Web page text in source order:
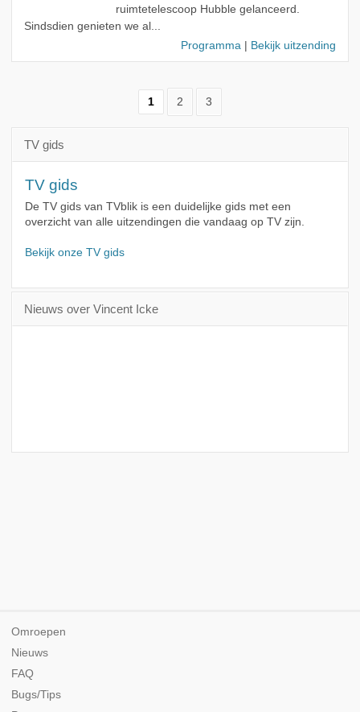
ruimtetelescoop Hubble gelanceerd.
Sindsdien genieten we al...
Programma
Bekijk uitzending
1 2 3
TV gids
TV gids
De TV gids van TVblik is een duidelijke gids met een
overzicht van alle uitzendingen die vandaag op TV zijn.
Bekijk onze TV gids
Nieuws over Vincent Icke
Omroepen
Nieuws
FAQ
Bugs/Tips